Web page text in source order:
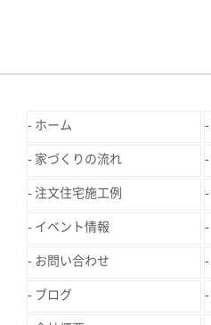
ホーム
家づくりの流れ
注文住宅施工例
イベント情報
お問い合わせ
ブログ